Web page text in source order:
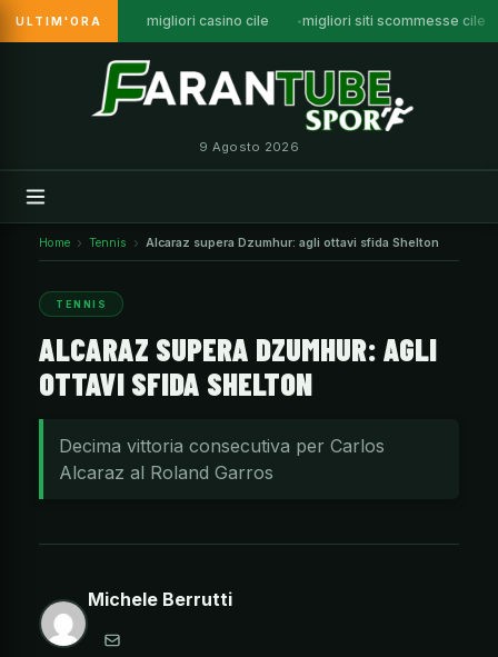
ULTIM'ORA migliori casino cile migliori siti scommesse cile
9 Agosto 2026
Home Tennis Alcaraz supera Dzumhur: agli ottavi sfida Shelton
TENNIS
ALCARAZ SUPERA DZUMHUR: AGLI
OTTAVI SFIDA SHELTON
Decima vittoria consecutiva per Carlos
Alcaraz al Roland Garros
Michele Berrutti